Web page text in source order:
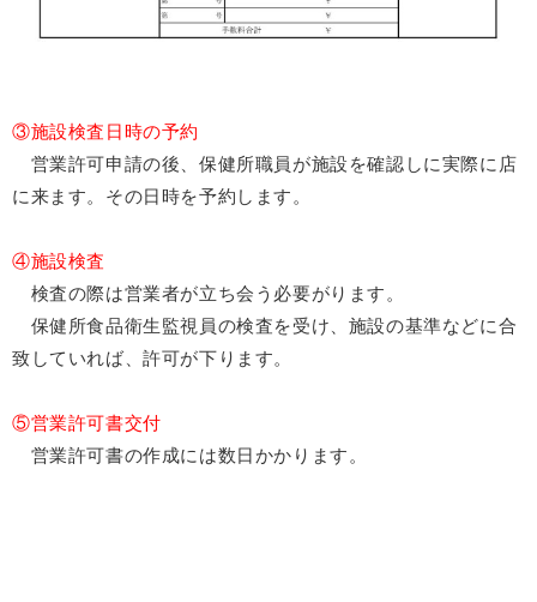
③施設検査日時の予約
営業許可申請の後、保健所職員が施設を確認しに実際に店
に来ます。その日時を予約します。
④施設検査
検査の際は営業者が立ち会う必要がります。
保健所食品衛生監視員の検査を受け、施設の基準などに合
致していれば、許可が下ります。
⑤営業許可書交付
営業許可書の作成には数日かかります。